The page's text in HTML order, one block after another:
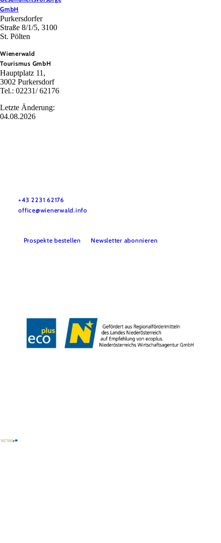
GmbH
Purkersdorfer
Straße 8/1/5, 3100
St. Pölten
Wienerwald
Tourismus GmbH
Hauptplatz 11,
3002 Purkersdorf
Tel.: 02231/ 62176
Letzte Änderung:
04.08.2026
+43 2231 62176
office@wienerwald.info
Prospekte bestellen Newsletter abonnieren